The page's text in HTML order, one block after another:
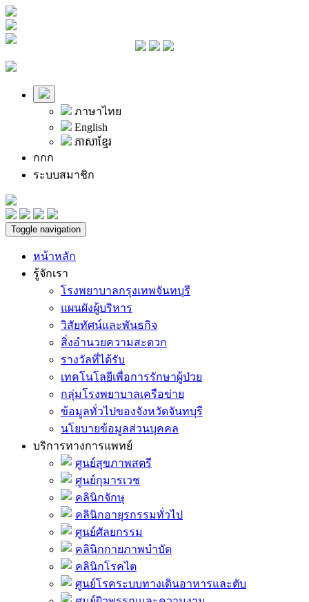
ภาษาไทย
English
ភាសាខ្មែរ
กกก
ระบบสมาชิก
Toggle navigation
หน้าหลัก
รู้จักเรา
โรงพยาบาลกรุงเทพจันทบุรี
แผนผังผู้บริหาร
วิสัยทัศน์และพันธกิจ
สิ่งอำนวยความสะดวก
รางวัลที่ได้รับ
เทคโนโลยีเพื่อการรักษาผู้ป่วย
กลุ่มโรงพยาบาลเครือข่าย
ข้อมูลทั่วไปของจังหวัดจันทบุรี
นโยบายข้อมูลส่วนบุคคล
บริการทางการแพทย์
ศูนย์สุขภาพสตรี
ศูนย์กุมารเวช
คลินิกจักษุ
คลินิกอายุรกรรมทั่วไป
ศูนย์ศัลยกรรม
คลินิกกายภาพบำบัด
คลินิกโรคไต
ศูนย์โรคระบบทางเดินอาหารและตับ